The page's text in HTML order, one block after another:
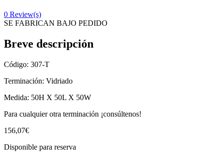
0 Review(s)
SE FABRICAN BAJO PEDIDO
Breve descripción
Código: 307-T
Terminación: Vidriado
Medida: 50H X 50L X 50W
Para cualquier otra terminación ¡consúltenos!
156,07€
Disponible para reserva